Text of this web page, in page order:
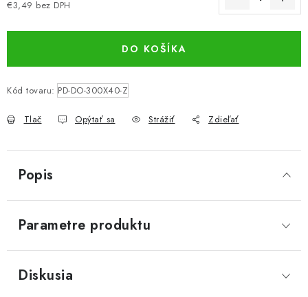
€3,49 bez DPH
DO KOŠÍKA
Kód tovaru: PD-DO-300X40-Z
Tlač Opýtať sa Strážiť Zdieľať
Popis
Parametre produktu
Diskusia